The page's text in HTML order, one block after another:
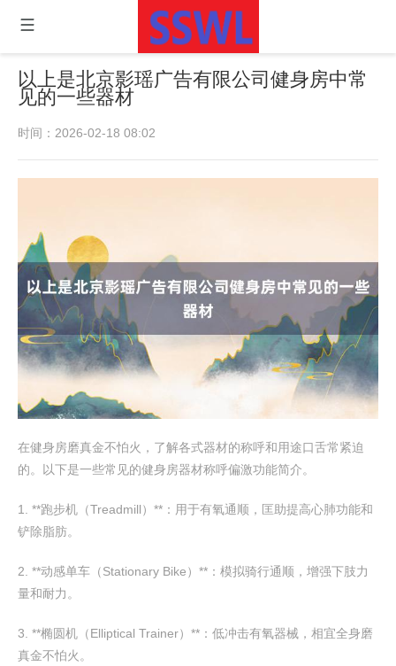
以上是北京影瑶广告有限公司健身房中常
见的一些器材
时间：2026-02-18 08:02
在健身房磨真金不怕火，了解各式器材的称呼和用途口舌常紧迫
的。以下是一些常见的健身房器材称呼偏激功能简介。
1. **跑步机（Treadmill）**：用于有氧通顺，匡助提高心肺功能和
铲除脂肪。
2. **动感单车（Stationary Bike）**：模拟骑行通顺，增强下肢力
量和耐力。
3. **椭圆机（Elliptical Trainer）**：低冲击有氧器械，相宜全身磨
真金不怕火。